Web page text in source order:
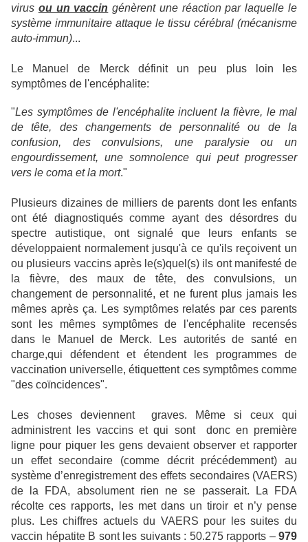
virus ou un vaccin génèrent une réaction par laquelle le
système immunitaire attaque le tissu cérébral (mécanisme
auto-immun)...
Le Manuel de Merck définit un peu plus loin les
symptômes de l'encéphalite:
"Les symptômes de l'encéphalite incluent la fièvre, le mal
de tête, des changements de personnalité ou de la
confusion, des convulsions, une paralysie ou un
engourdissement, une somnolence qui peut progresser
vers le coma et la mort."
Plusieurs dizaines de milliers de parents dont les enfants
ont été diagnostiqués comme ayant des désordres du
spectre autistique, ont signalé que leurs enfants se
développaient normalement jusqu'à ce qu'ils reçoivent un
ou plusieurs vaccins après le(s)quel(s) ils ont manifesté de
la fièvre, des maux de tête, des convulsions, un
changement de personnalité, et ne furent plus jamais les
mêmes après ça. Les symptômes relatés par ces parents
sont les mêmes symptômes de l'encéphalite recensés
dans le Manuel de Merck. Les autorités de santé en
charge,qui défendent et étendent les programmes de
vaccination universelle, étiquettent ces symptômes comme
"des coïncidences".
Les choses deviennent
graves. Même si ceux qui
administrent les vaccins et qui sont
donc en première
ligne pour piquer les gens devaient observer et rapporter
un effet secondaire (comme décrit précédemment) au
système d’enregistrement des effets secondaires (VAERS)
de la FDA, absolument rien ne se passerait. La FDA
récolte ces rapports, les met dans un tiroir et n’y pense
plus. Les chiffres actuels du VAERS pour les suites du
vaccin hépatite B sont les suivants : 50.275 rapports – 979